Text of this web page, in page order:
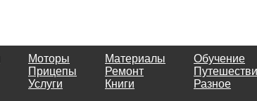
Моторы
Прицепы
Услуги
Материалы
Ремонт
Книги
Обучение
Разное